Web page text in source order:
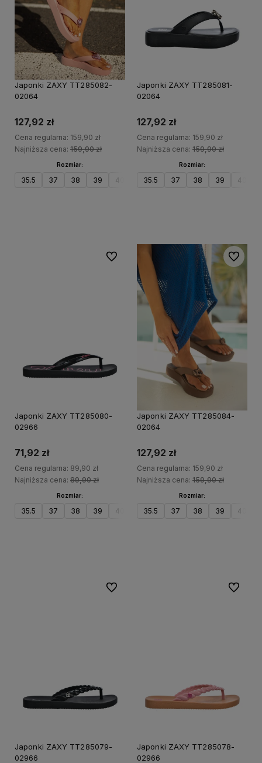
Japonki ZAXY TT285082-
02064
127,92 zł
Cena regularna: 159,90 zł
Najniższa cena: 159,90 zł
Rozmiar:
35.5 37 38 39 40 41.5
Japonki ZAXY TT285081-
02064
127,92 zł
Cena regularna: 159,90 zł
Najniższa cena: 159,90 zł
Rozmiar:
35.5 37 38 39 40
Japonki ZAXY TT285080-
02966
71,92 zł
Cena regularna: 89,90 zł
Najniższa cena: 89,90 zł
Rozmiar:
35.5 37 38 39 40 41.5
Do ulubionych
Japonki ZAXY TT285084-
02064
127,92 zł
Cena regularna: 159,90 zł
Najniższa cena: 159,90 zł
Rozmiar:
35.5 37 38 39 40
Do
Japonki ZAXY TT285079-
02966
Do ulubionych
Japonki ZAXY TT285078-
02966
Do